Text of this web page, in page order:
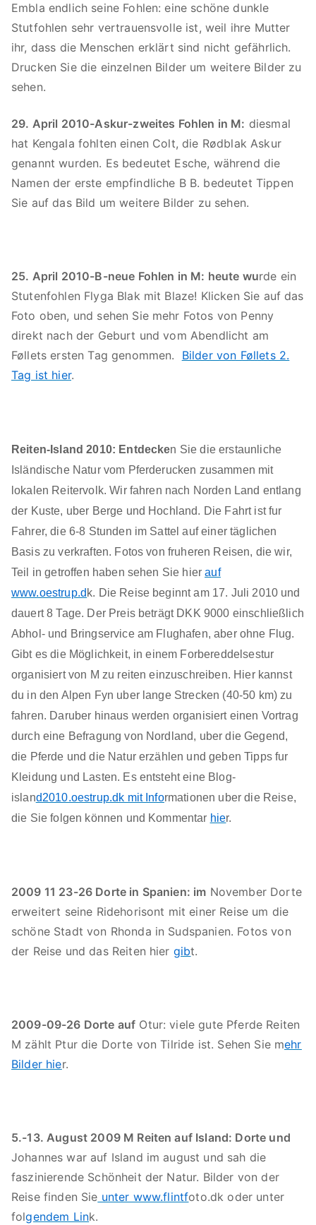
Embla endlich seine Fohlen: eine schöne dunkle
Stutfohlen sehr vertrauensvolle ist, weil ihre Mutter
ihr, dass die Menschen erklärt sind nicht gefährlich.
Drucken Sie die einzelnen Bilder um weitere Bilder zu
sehen.
29. April 2010-Askur-zweites Fohlen in M: diesmal
hat Kengala fohlten einen Colt, die Rødblak Askur
genannt wurden. Es bedeutet Esche, während die
Namen der erste empfindliche B B. bedeutet Tippen
Sie auf das Bild um weitere Bilder zu sehen.
25. April 2010-B-neue Fohlen in M: heute wurde ein
Stutenfohlen Flyga Blak mit Blaze! Klicken Sie auf das
Foto oben, und sehen Sie mehr Fotos von Penny
direkt nach der Geburt und vom Abendlicht am
Føllets ersten Tag genommen. Bilder von Føllets 2.
Tag ist hier.
Reiten-Island 2010: Entdecken Sie die erstaunliche
Isländische Natur vom Pferderucken zusammen mit
lokalen Reitervolk. Wir fahren nach Norden Land entlang
der Kuste, uber Berge und Hochland. Die Fahrt ist fur
Fahrer, die 6-8 Stunden im Sattel auf einer täglichen
Basis zu verkraften. Fotos von fruheren Reisen, die wir,
Teil in getroffen haben sehen Sie hierauf
www.oestrup.d k. Die Reise beginnt am 17. Juli 2010 und
dauert 8 Tage. Der Preis beträgt DKK 9000 einschließlich
Abhol- und Bringservice am Flughafen, aber ohne Flug.
Gibt es die Möglichkeit, in einem Forbereddelsestur
organisiert von M zu reiten einzuschreiben. Hier kannst
du in den Alpen Fyn uber lange Strecken (40-50 km) zu
fahren. Daruber hinaus werden organisiert einen Vortrag
durch eine Befragung von Nordland, uber die Gegend,
die Pferde und die Natur erzählen und geben Tipps fur
Kleidung und Lasten. Es entsteht eine Blog-
island2010.oestrup.dk mit Informationen uber die Reise,
die Sie folgen können und Kommentar hier.
2009 11 23-26 Dorte in Spanien: im November Dorte
erweitert seine Ridehorisont mit einer Reise um die
schöne Stadt von Rhonda in Sudspanien. Fotos von
der Reise und das Reiten hier gibt.
2009-09-26 Dorte auf Otur: viele gute Pferde Reiten
M zählt Ptur die Dorte von Tilride ist. Sehen Sie mehr
Bilder hier.
5.-13. August 2009 M Reiten auf Island: Dorte und
Johannes war auf Island im august und sah die
faszinierende Schönheit der Natur. Bilder von der
Reise finden Sie unter www.flintfoto.dk oder unter
folgendem Link.